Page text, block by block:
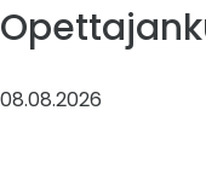
08.08.2026